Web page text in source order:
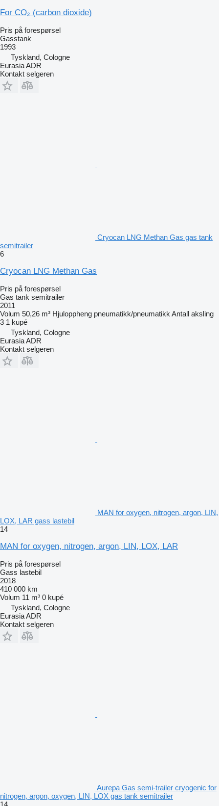
For CO₂ (carbon dioxide)
Pris på forespørsel
Gasstank
1993
Tyskland, Cologne
Eurasia ADR
Kontakt selgeren
Cryocan LNG Methan Gas gas tank
semitrailer
6
Cryocan LNG Methan Gas
Pris på forespørsel
Gas tank semitrailer
2011
Volum 50,26 m³ Hjuloppheng pneumatikk/pneumatikk Antall aksling
3 1 kupé
Tyskland, Cologne
Eurasia ADR
Kontakt selgeren
MAN for oxygen, nitrogen, argon, LIN,
LOX, LAR gass lastebil
14
MAN for oxygen, nitrogen, argon, LIN, LOX, LAR
Pris på forespørsel
Gass lastebil
2018
410 000 km
Volum 11 m³ 0 kupé
Tyskland, Cologne
Eurasia ADR
Kontakt selgeren
Aurepa Gas semi-trailer cryogenic for
nitrogen, argon, oxygen, LIN, LOX gas tank semitrailer
14